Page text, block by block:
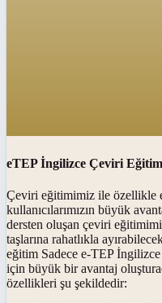
eTEP İngilizce Çeviri
Çeviri eğitimimiz ile özellikle
kullanıcılarımızın büyük
dersten oluşan çeviri
taşlarına rahatlıkla
eğitim Sadece e-TEP İngilizce
için büyük bir avantaj
özellikleri şu şekildedir: